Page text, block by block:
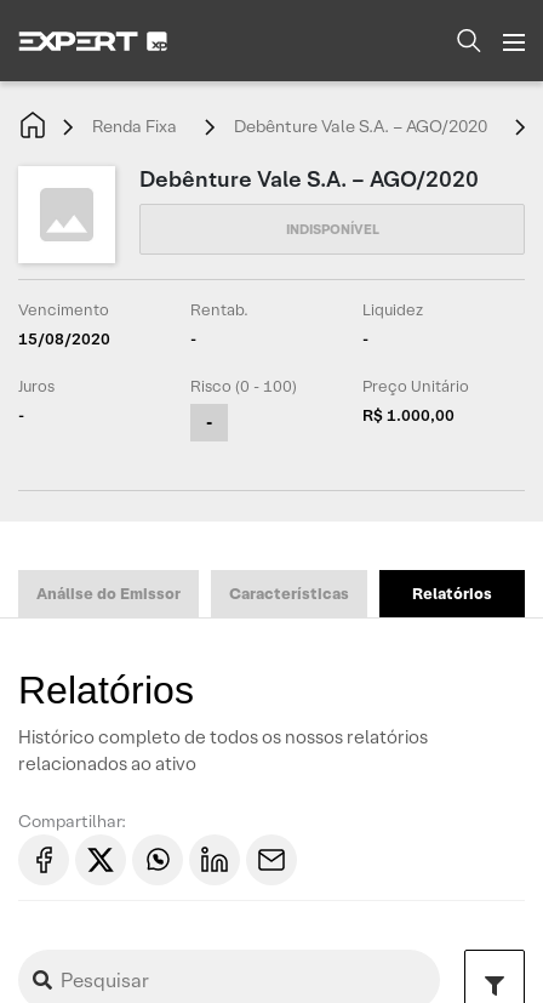
Renda Fixa Debênture Vale S.A. – AGO/2020
Debênture Vale S.A. – AGO/2020
Vencimento
15/08/2020
Rentab.
-
Liquidez
-
Juros
-
Risco (0 - 100)
-
Preço Unitário
R$ 1.000,00
Análise do Emissor Características Relatórios
Relatórios
Histórico completo de todos os nossos relatórios
relacionados ao ativo
Compartilhar: